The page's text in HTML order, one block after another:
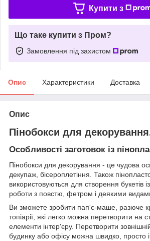
Купити з
Що таке купити з Пром?
Замовлення під захистом
Опис Характеристики Доставка
Опис
Пінобокси для
Особливості заготовок із
Пінобокси для декорування - це чудова
декупаж, бісероплетіння. Також
використовуються для створення букетів
роботи з повстю, фетром і деякими
Ви зможете зробити пап'є-маше, разюче
топіарії, які легко можна перетворити на
елементи інтер'єру. Перетворити
будинку або офісу можна швидко, просто